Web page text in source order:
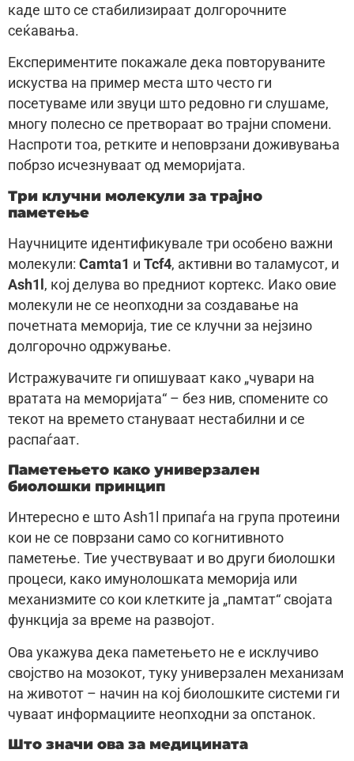
каде што се стабилизираат долгорочните
сеќавања.
Експериментите покажале дека повторуваните
искуства на пример места што често ги
посетуваме или звуци што редовно ги слушаме,
многу полесно се претвораат во трајни спомени.
Наспроти тоа, ретките и неповрзани доживувања
побрзо исчезнуваат од меморијата.
Три клучни молекули за трајно
паметење
Научниците идентификувале три особено важни
молекули: Camta1 и Tcf4, активни во таламусот, и
Ash1l , кој делува во предниот кортекс. Иако овие
молекули не се неопходни за создавање на
почетната меморија, тие се клучни за нејзино
долгорочно одржување.
Истражувачите ги опишуваат како „чувари на
вратата на меморијата“ – без нив, спомените со
текот на времето стануваат нестабилни и се
распаѓаат.
Паметењето како универзален
биолошки принцип
Интересно е што Ash1l припаѓа на група протеини
кои не се поврзани само со когнитивното
паметење. Тие учествуваат и во други биолошки
процеси, како имунолошката меморија или
механизмите со кои клетките ја „памтат“ својата
функција за време на развојот.
Ова укажува дека паметењето не е исклучиво
својство на мозокот, туку универзален механизам
на животот – начин на кој биолошките системи ги
чуваат информациите неопходни за опстанок.
Што значи ова за медицината